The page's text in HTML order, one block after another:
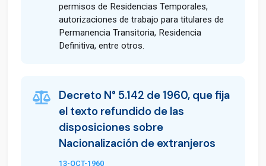
permisos de Residencias Temporales,
autorizaciones de trabajo para titulares de
Permanencia Transitoria, Residencia
Definitiva, entre otros.
Decreto N° 5.142 de 1960, que fija
el texto refundido de las
disposiciones sobre
Nacionalización de extranjeros
13-OCT-1960